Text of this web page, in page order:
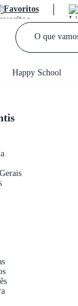
Favoritos
Happy School